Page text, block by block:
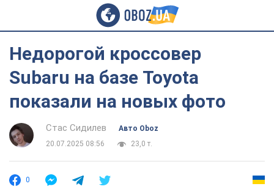
Недорогой кроссовер
Subaru на базе Toyota
показали на новых фото
Стас Сидилев
Авто Oboz
20.07.2025 08:56
23,0 т.
0